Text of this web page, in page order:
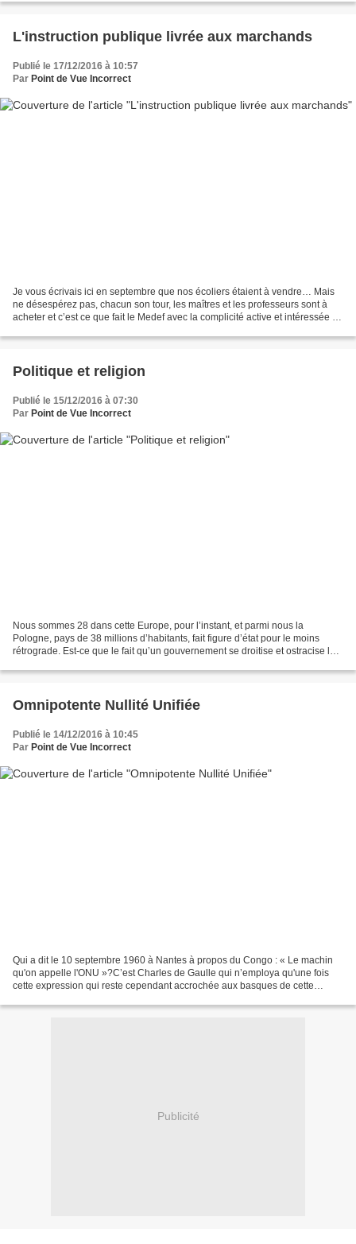
L'instruction publique livrée aux marchands
Publié le 17/12/2016 à 10:57
Par Point de Vue Incorrect
Je vous écrivais ici en septembre que nos écoliers étaient à vendre… Mais
ne désespérez pas, chacun son tour, les maîtres et les professeurs sont à
acheter et c’est ce que fait le Medef avec la complicité active et intéressée de
Politique et religion
Publié le 15/12/2016 à 07:30
Par Point de Vue Incorrect
Nous sommes 28 dans cette Europe, pour l’instant, et parmi nous la
Pologne, pays de 38 millions d’habitants, fait figure d’état pour le moins
rétrograde. Est-ce que le fait qu’un gouvernement se droitise et ostracise les
Omnipotente Nullité Unifiée
Publié le 14/12/2016 à 10:45
Par Point de Vue Incorrect
Qui a dit le 10 septembre 1960 à Nantes à propos du Congo : « Le machin
qu'on appelle l'ONU »?C’est Charles de Gaulle qui n’employa qu'une fois
cette expression qui reste cependant accrochée aux basques de cette
Publicité